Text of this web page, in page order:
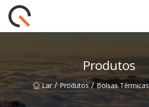
Produtos
Lar / Produtos / Bolsas Térmicas